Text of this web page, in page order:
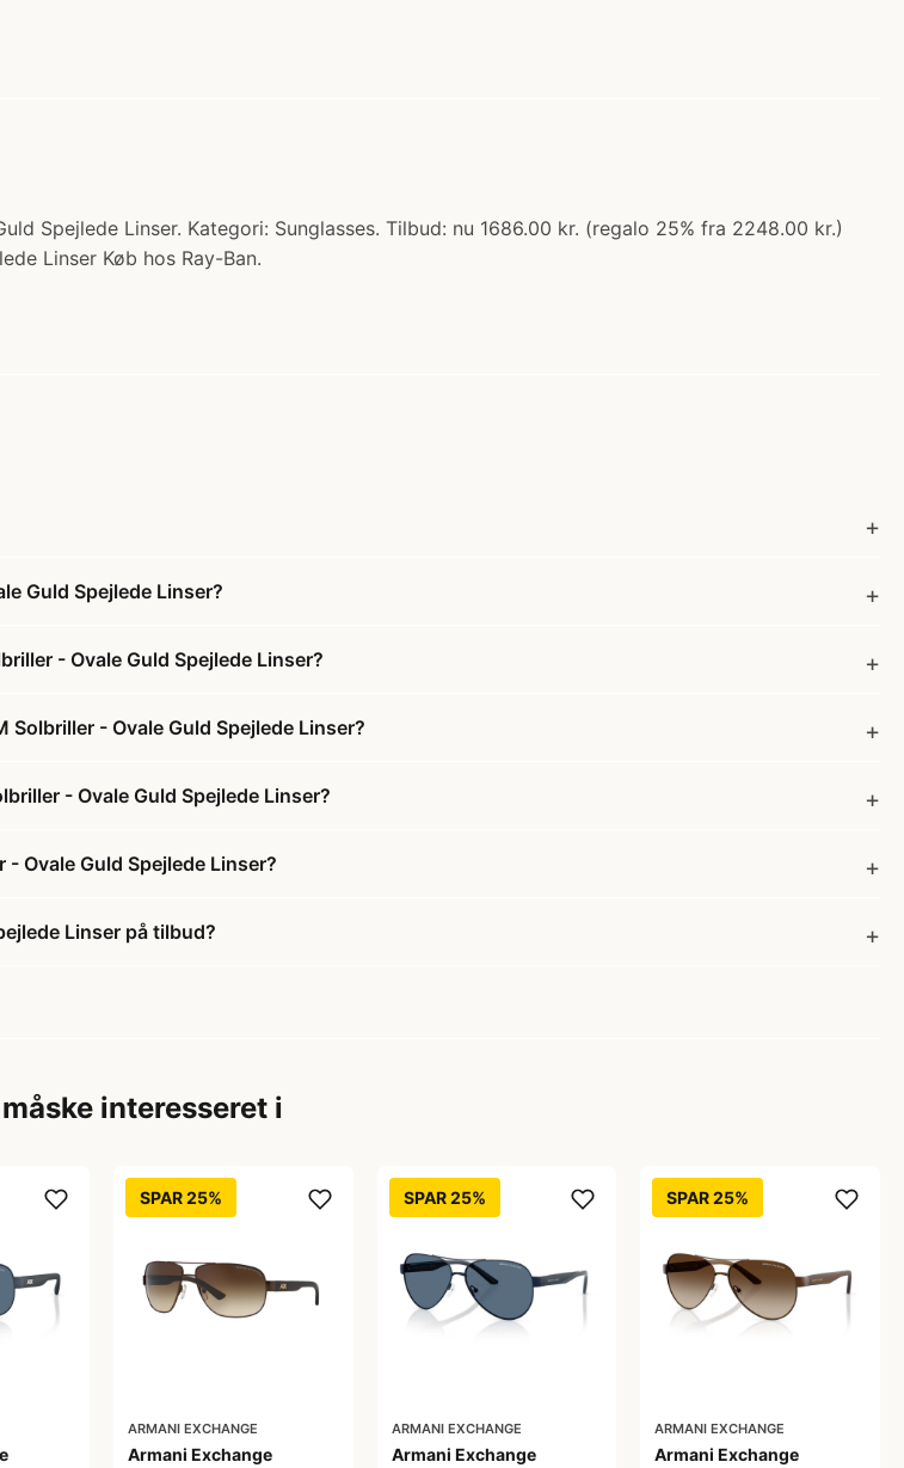
Spejlede Linser. Kategori: Sunglasses. Tilbud: nu 1686.00 kr. (regalo 25% fra 2248.00 kr.)
Linser Køb hos Ray-Ban.
Guld Spejlede Linser?
- Ovale Guld Spejlede Linser?
- Ovale Guld Spejlede Linser?
- Ovale Guld Spejlede Linser?
Ovale Guld Spejlede Linser?
Linser på tilbud?
interesseret i
SPAR 25%
ARMANI EXCHANGE
Armani Exchange
SPAR 25%
ARMANI EXCHANGE
Armani Exchange
SPAR 25%
ARMANI EXCHANGE
Armani Exchange